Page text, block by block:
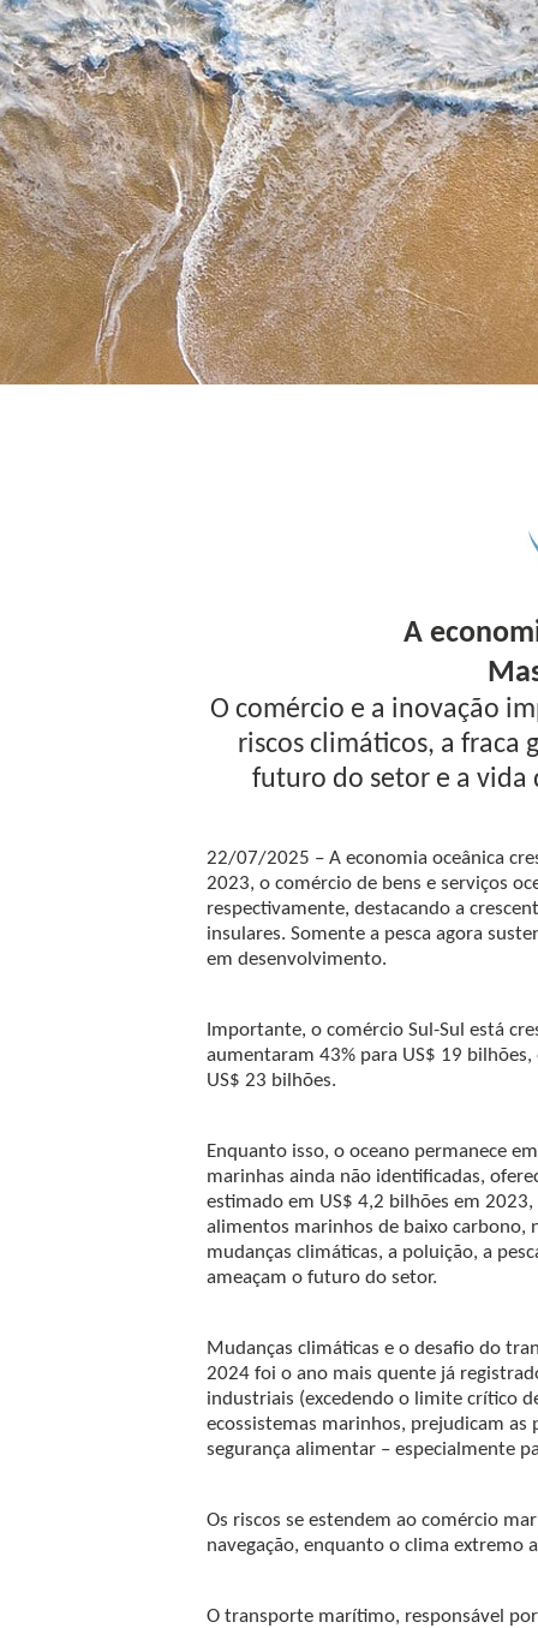
A
O comércio e a inovação
riscos climáticos, a fraca
futuro do setor e a vida
22/07/2025 – A economia oceânica
2023, o comércio de bens e serviços
respectivamente, destacando a
insulares. Somente a pesca agora
em desenvolvimento.
Importante, o comércio Sul-Sul está
aumentaram 43% para US$ 19
US$ 23 bilhões.
Enquanto isso, o oceano permanece
marinhas ainda não identificadas,
estimado em US$ 4,2 bilhões em
alimentos marinhos de baixo carbono,
mudanças climáticas, a poluição, a
ameaçam o futuro do setor.
Mudanças climáticas e o desafio do
2024 foi o ano mais quente já
industriais (excedendo o limite crítico
ecossistemas marinhos, prejudicam as
segurança alimentar – especialmente
Os riscos se estendem ao comércio
navegação, enquanto o clima extremo
O transporte marítimo, responsável